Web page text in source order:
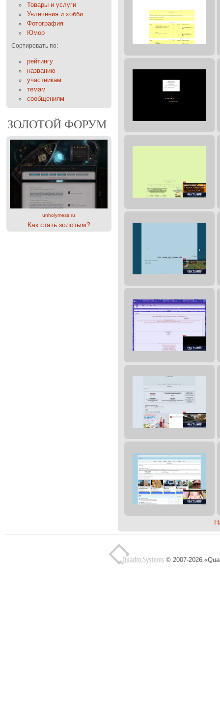
Товары и услуги
Увлечения и хобби
Фотография
Юмор
Сортировать по:
рейтингу
названию
участникам
темам
сообщениям
ЗОЛОТОЙ ФОРУМ
unholymess.ru
Как стать золотым?
© 2007-2026